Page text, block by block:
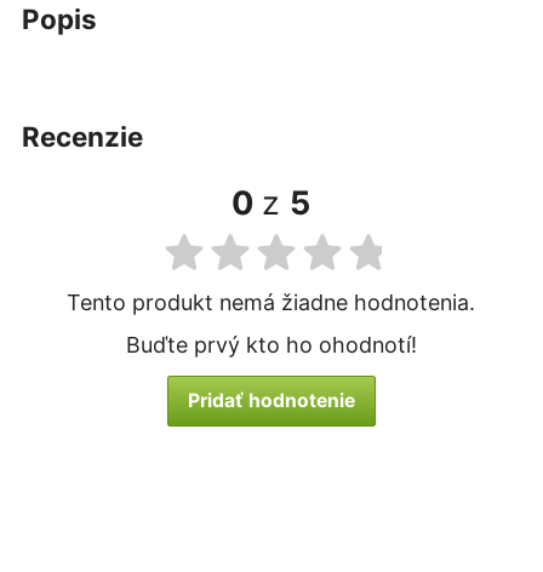
popis
recenzie
0 z 5
Tento produkt nemá žiadne hodnotenia.
Buďte prvý kto ho ohodnotí!
Pridať hodnotenie